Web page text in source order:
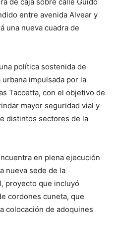
entre avenida Alvear y
una nueva cuadra de
política sostenida de
impulsada por la
Taccetta, con el objetivo de
mayor seguridad vial y
distintos sectores de la
en plena ejecución
nueva sede de la
proyecto que incluyó
cordones cuneta, que
colocación de adoquines